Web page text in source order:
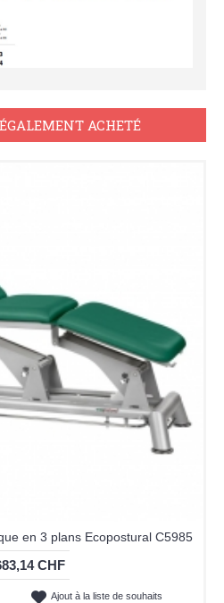
ACHETÉ
en 3 plans Ecopostural C5985
CHF
Ajout à la liste de souhaits